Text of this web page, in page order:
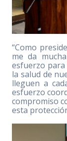
“Como
me da
esfuerzo
la salud de
lleguen a
esfuerzo
compromiso
esta